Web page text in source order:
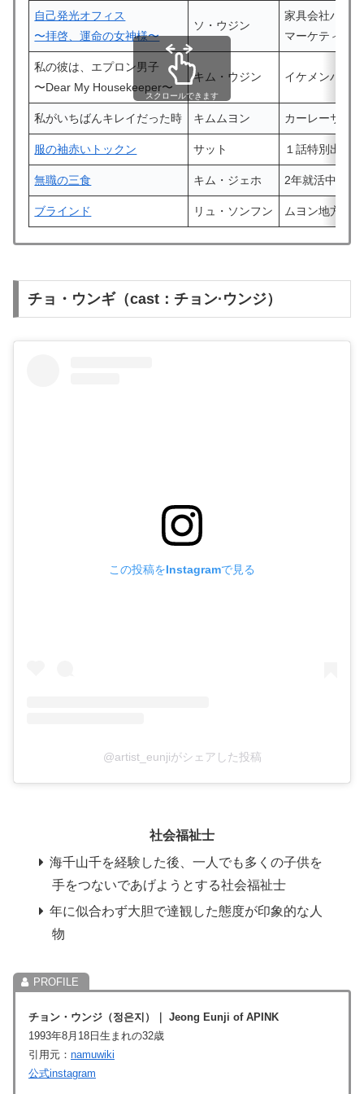
自己発光オフィス
〜拝啓、運命の女神様〜
ソ・ウジン
家具会社ハウ
マーケティン
私の彼は、エプロン男子
〜Dear My Housekeeper〜
キム・ウジン イケメンハウ
私がいちばんキレイだった時 キム ムヨン カーレーサー
服の袖赤いトックン サット １話特別出演
無職の三食 キム・ジェホ 2年就活中の非
ブラインド リュ・ソンフン ムヨン地方裁
スクロールできます
チョ・ウンギ（cast：チョン·ウンジ）
この投稿をInstagramで見る
@artist_eunjiがシェアした投稿
社会福祉士
海千山千を経験した後、一人でも多くの子供を
手をつないであげようとする社会福祉士
年に似合わず大胆で達観した態度が印象的な人
物
チョン・ウンジ（정은지）
Jeong Eunji of APINK
1993年8月18日生まれの32歳
引用元： namuwiki
公式instagram